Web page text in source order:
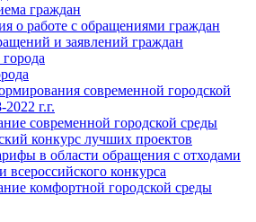
граждан
о работе с обращениями граждан
и заявлений граждан
современной городской
г.г.
современной городской среды
конкурс лучших проектов
в области обращения с отходами
всероссийского конкурса
комфортной городской среды